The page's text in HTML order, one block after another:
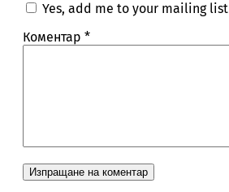
Yes, add me to your mailing list
Коментар *